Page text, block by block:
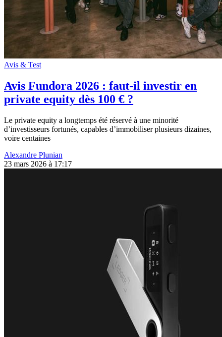
Avis & Test
Avis Fundora 2026 : faut-il investir en
private equity dès 100 € ?
Le private equity a longtemps été réservé à une minorité
d’investisseurs fortunés, capables d’immobiliser plusieurs dizaines,
voire centaines
Alexandre Plunian
23 mars 2026 à 17:17